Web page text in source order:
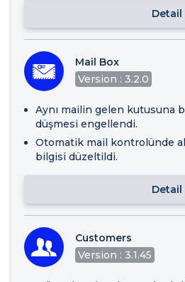
Detail
Mail Box
Version : 3.2.0
Aynı mailin gelen kutusuna
düşmesi engellendi.
Otomatik mail kontrolünde
bilgisi düzeltildi.
Detail
Customers
Version : 3.1.45